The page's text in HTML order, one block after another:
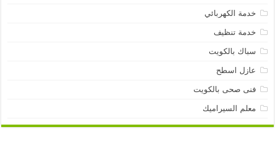
خدمة الكهربائي
خدمة تنظيف
سباك بالكويت
عازل اسطح
فنى صحى بالكويت
معلم السيراميك